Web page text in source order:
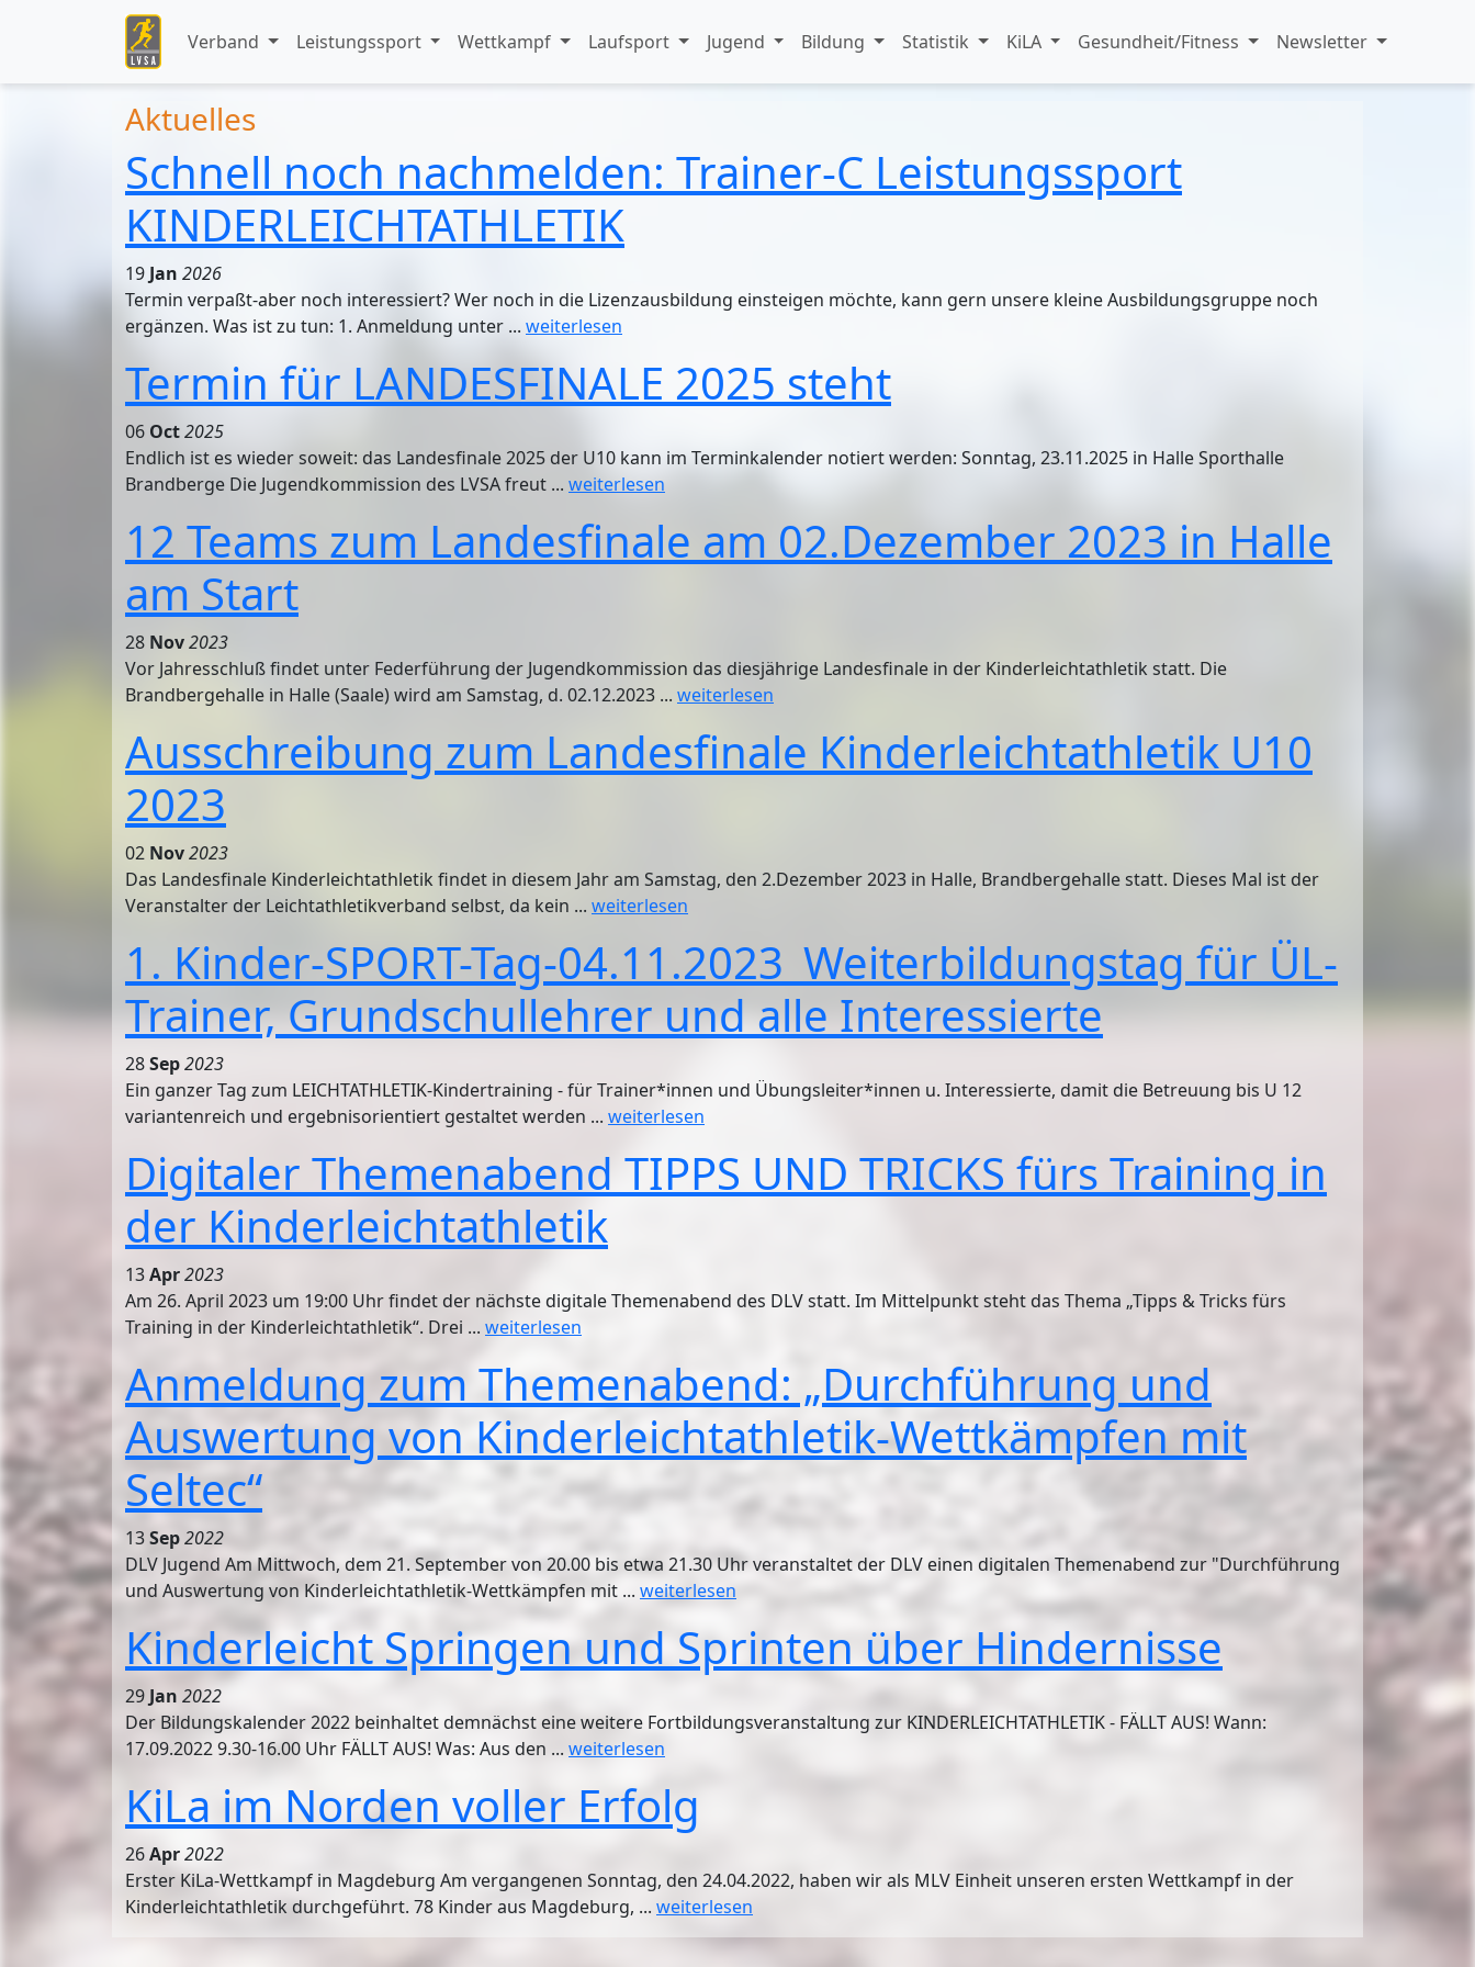
Verband Leistungssport Wettkampf Laufsport Jugend Bildung Statistik KiLA Gesundheit/Fitness Newsletter
Aktuelles
Schnell noch nachmelden: Trainer-C Leistungssport
KINDERLEICHTATHLETIK
19 Jan 2026
Termin verpaßt-aber noch interessiert? Wer noch in die Lizenzausbildung einsteigen möchte, kann gern unsere kleine Ausbildungsgruppe noch
ergänzen. Was ist zu tun: 1. Anmeldung unter ... weiterlesen
Termin für LANDESFINALE 2025 steht
06 Oct2025
Endlich ist es wieder soweit: das Landesfinale 2025 der U10 kann im Terminkalender notiert werden: Sonntag, 23.11.2025 in Halle Sporthalle
Brandberge Die Jugendkommission des LVSA freut ... weiterlesen
12 Teams zum Landesfinale am 02.Dezember 2023 in Halle
am Start
28 Nov2023
Vor Jahresschluß findet unter Federführung der Jugendkommission das diesjährige Landesfinale in der Kinderleichtathletik statt. Die
Brandbergehalle in Halle (Saale) wird am Samstag, d. 02.12.2023 ... weiterlesen
Ausschreibung zum Landesfinale Kinderleichtathletik U10
2023
02 Nov2023
Das Landesfinale Kinderleichtathletik findet in diesem Jahr am Samstag, den 2.Dezember 2023 in Halle, Brandbergehalle statt. Dieses Mal ist der
Veranstalter der Leichtathletikverband selbst, da kein ... weiterlesen
1. Kinder-SPORT-Tag-04.11.2023_Weiterbildungstag für ÜL-
Trainer, Grundschullehrer und alle Interessierte
28Sep2023
Ein ganzer Tag zum LEICHTATHLETIK-Kindertraining - für Trainer*innen und Übungsleiter*innen u. Interessierte, damit die Betreuung bis U 12
variantenreich und ergebnisorientiert gestaltet werden ... weiterlesen
Digitaler Themenabend TIPPS UND TRICKS fürs Training in
der Kinderleichtathletik
13Apr2023
Am 26. April 2023 um 19:00 Uhr findet der nächste digitale Themenabend des DLV statt. Im Mittelpunkt steht das Thema „Tipps & Tricks fürs
Training in der Kinderleichtathletik“. Drei ... weiterlesen
Anmeldung zum Themenabend: „Durchführung und
Auswertung von Kinderleichtathletik-Wettkämpfen mit
Seltec“
13Sep2022
DLV Jugend Am Mittwoch, dem 21. September von 20.00 bis etwa 21.30 Uhr veranstaltet der DLV einen digitalen Themenabend zur "Durchführung
und Auswertung von Kinderleichtathletik-Wettkämpfen mit ... weiterlesen
Kinderleicht Springen und Sprinten über Hindernisse
29 Jan 2022
Der Bildungskalender 2022 beinhaltet demnächst eine weitere Fortbildungsveranstaltung zur KINDERLEICHTATHLETIK - FÄLLT AUS! Wann:
17.09.2022 9.30-16.00 Uhr FÄLLT AUS! Was: Aus den ... weiterlesen
KiLa im Norden voller Erfolg
26Apr2022
Erster KiLa-Wettkampf in Magdeburg Am vergangenen Sonntag, den 24.04.2022, haben wir als MLV Einheit unseren ersten Wettkampf in der
Kinderleichtathletik durchgeführt. 78 Kinder aus Magdeburg, ... weiterlesen